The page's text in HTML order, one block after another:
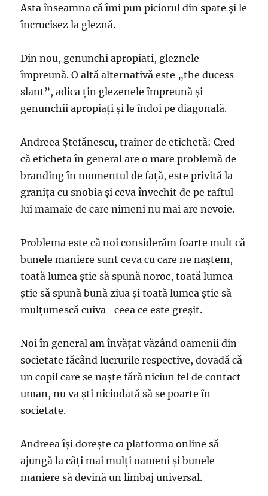
Asta înseamna că îmi pun piciorul din spate şi le
încrucisez la gleznă.
Din nou, genunchi apropiati, gleznele
împreună. O altă alternativă este „the ducess
slant”, adica ţin glezenele împreună şi
genunchii apropiaţi şi le îndoi pe diagonală.
Andreea Ştefănescu, trainer de etichetă: Cred
că eticheta în general are o mare problemă de
branding în momentul de faţă, este privită la
graniţa cu snobia şi ceva învechit de pe raftul
lui mamaie de care nimeni nu mai are nevoie.
Problema este că noi considerăm foarte mult că
bunele maniere sunt ceva cu care ne naştem,
toată lumea ştie să spună noroc, toată lumea
ştie să spună bună ziua şi toată lumea ştie să
mulţumescă cuiva- ceea ce este greşit.
Noi în general am învăţat văzând oamenii din
societate făcând lucrurile respective, dovadă că
un copil care se naşte fără niciun fel de contact
uman, nu va şti niciodată să se poarte în
societate.
Andreea îşi doreşte ca platforma online să
ajungă la câţi mai mulţi oameni şi bunele
maniere să devină un limbaj universal.